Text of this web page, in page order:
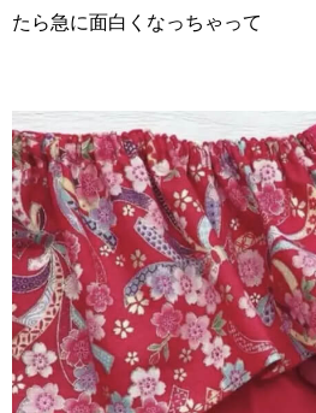
たら急に面白くなっちゃって